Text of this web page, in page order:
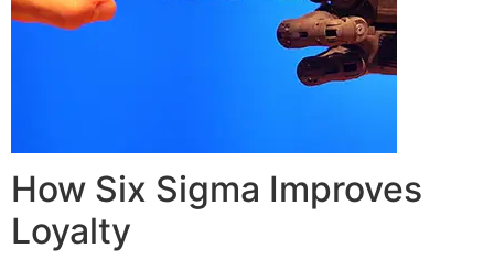
How Six Sigma Improves
Loyalty